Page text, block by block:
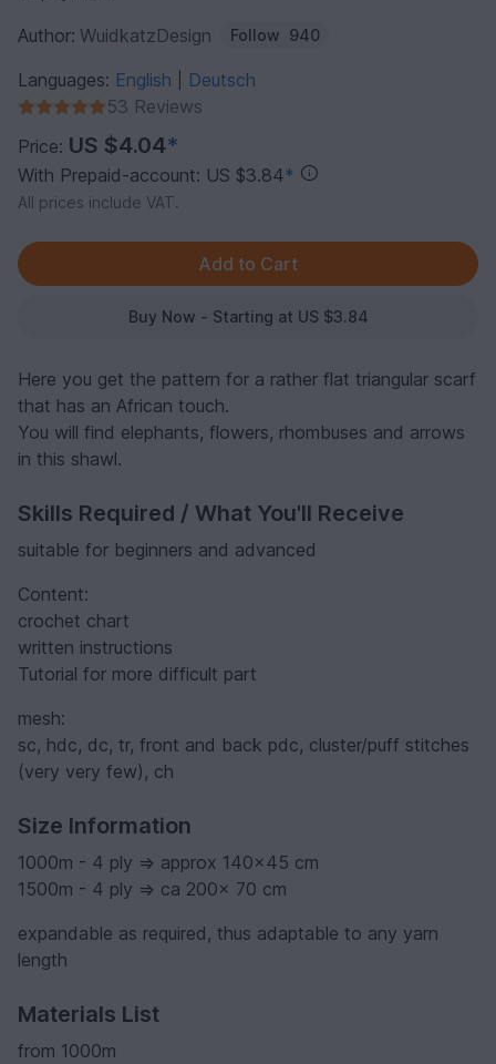
Author: WuidkatzDesign Follow 940
Languages: English
Deutsch
53 Reviews
Price: US $4.04*
With Prepaid-account: US $3.84*
All prices include VAT.
Buy Now - Starting at US $3.84
Here you get the pattern for a rather flat triangular scarf
that has an African touch.
You will find elephants, flowers, rhombuses and arrows
in this shawl.
Skills Required / What You'll Receive
suitable for beginners and advanced
Content:
crochet chart
written instructions
Tutorial for more difficult part
mesh:
sc, hdc, dc, tr, front and back pdc, cluster/puff stitches
(very very few), ch
Size Information
1000m - 4 ply => approx 140x45 cm
1500m - 4 ply => ca 200x 70 cm
expandable as required, thus adaptable to any yarn
length
Materials List
from 1000m